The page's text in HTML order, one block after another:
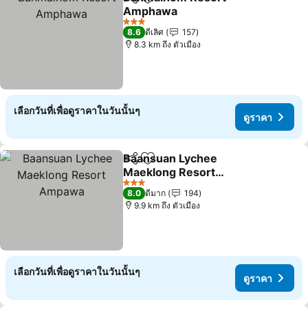
แชร์ เพิ่มในรายการโปรด
Amphawa
3 ดาว
8.6 ดีเลิศ
157
8.3 km ถึง ตัวเมือง
เลือกวันที่เพื่อดูราคาในวันนั้นๆ
ดูราคา
แชร์ เพิ่มในรายการโปรด
Baansuan Lychee
Maeklong Resort
Ampawa
3 ดาว
8.0 ดีมาก
194
9.9 km ถึง ตัวเมือง
เลือกวันที่เพื่อดูราคาในวันนั้นๆ
ดูราคา